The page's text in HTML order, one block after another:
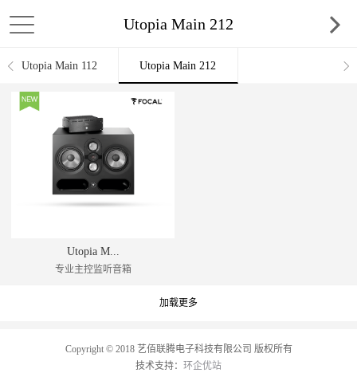
Utopia Main 212
Utopia Main 112 Utopia Main 212
Utopia M...
专业主控监听音箱
加载更多
Copyright © 2018 艺佰联腾电子科技有限公司 版权所有
技术支持： 环企优站